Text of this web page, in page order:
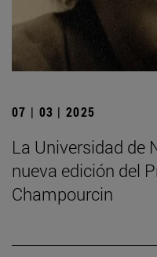
07 | 03 | 2025
La Universidad de
nueva edición del
Champourcin